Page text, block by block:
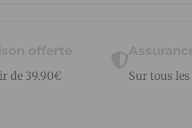
offerte
de 39.90€ Sur tous